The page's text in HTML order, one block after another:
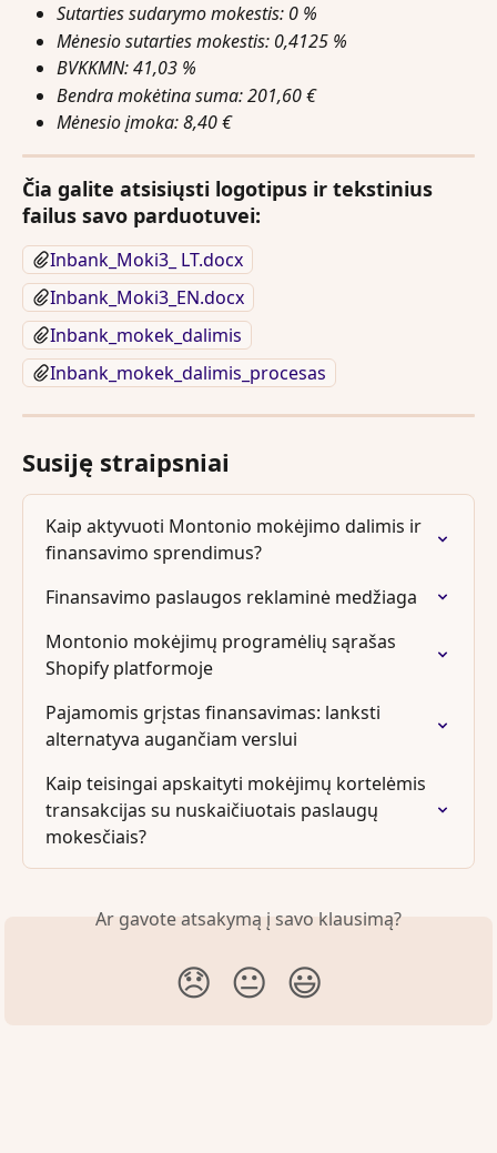
Sutarties sudarymo mokestis: 0 %
Mėnesio sutarties mokestis: 0,4125 %
BVKKMN: 41,03 %
Bendra mokėtina suma: 201,60 €
Mėnesio įmoka: 8,40 €
Čia galite atsisiųsti logotipus ir tekstinius
failus savo parduotuvei:
Inbank_Moki3_ LT.docx
Inbank_Moki3_EN.docx
Inbank_mokek_dalimis
Inbank_mokek_dalimis_procesas
Susiję straipsniai
Kaip aktyvuoti Montonio mokėjimo dalimis ir
finansavimo sprendimus?
Finansavimo paslaugos reklaminė medžiaga
Montonio mokėjimų programėlių sąrašas
Shopify platformoje
Pajamomis grįstas finansavimas: lanksti
alternatyva augančiam verslui
Kaip teisingai apskaityti mokėjimų kortelėmis
transakcijas su nuskaičiuotais paslaugų
mokesčiais?
Ar gavote atsakymą į savo klausimą?
😞 😐 😃